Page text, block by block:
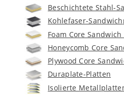
Beschichtete Stahl-
Kohlefaser-
Foam Core Sandwich
Honeycomb Core
Plywood Core
Duraplate-Platten
Isolierte